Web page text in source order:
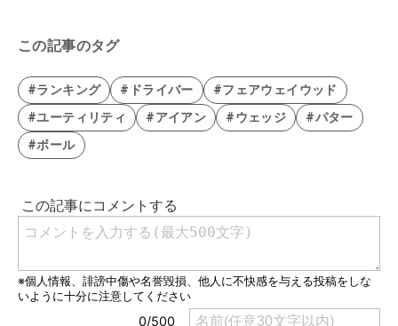
この記事のタグ
#ランキング #ドライバー
#フェアウェイウッド
#ユーティリティ
#アイアン #ウェッジ
#パター
#ボール